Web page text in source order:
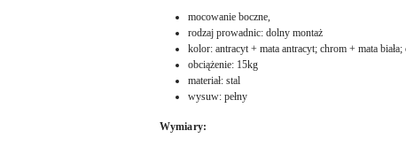
mocowanie boczne,
rodzaj prowadnic: dolny montaż
kolor: antracyt + mata antracyt; chrom + mata
obciążenie: 15kg
materiał: stal
wysuw: pełny
Wymiary: